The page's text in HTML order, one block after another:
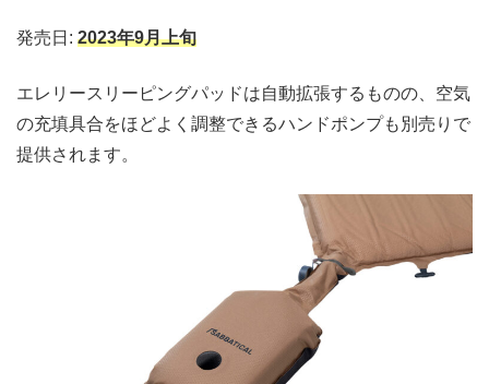
発売日: 2023年9月上旬
エレリースリーピングパッドは自動拡張するものの、空気
の充填具合をほどよく調整できるハンドポンプも別売りで
提供されます。